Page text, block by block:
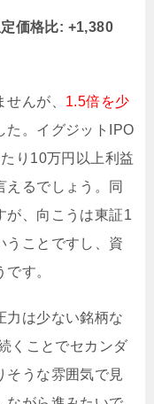
価格比: +1,380
んが、 1.5倍を少
た。イグジットIPO
り10万円以上利益
えるでしょう。同
が、向こうは東証1
うことですし、資
す。
力は少ない銘柄な
くことでセカンダ
そうな雰囲気で見